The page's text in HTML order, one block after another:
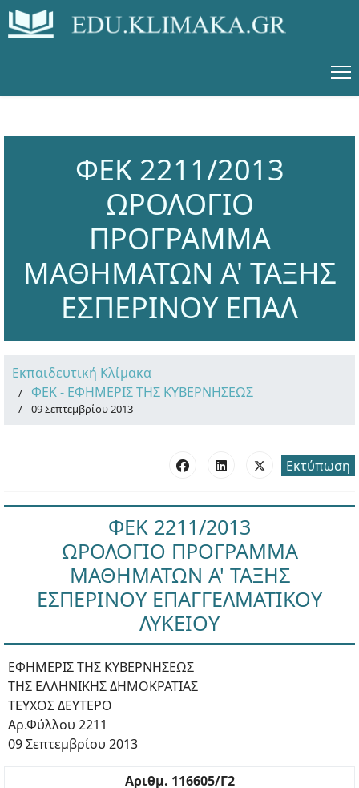
ΦΕΚ 2211/2013
ΩΡΟΛΟΓΙΟ
ΠΡΟΓΡΑΜΜΑ
ΜΑΘΗΜΑΤΩΝ Α' ΤΑΞΗΣ
ΕΣΠΕΡΙΝΟΥ ΕΠΑΛ
Εκπαιδευτική Κλίμακα
ΦΕΚ - ΕΦΗΜΕΡΙΣ ΤΗΣ ΚΥΒΕΡΝΗΣΕΩΣ
09 Σεπτεμβρίου 2013
Εκτύπωση
ΦΕΚ 2211/2013
ΩΡΟΛΟΓΙΟ ΠΡΟΓΡΑΜΜΑ
ΜΑΘΗΜΑΤΩΝ Α' ΤΑΞΗΣ
ΕΣΠΕΡΙΝΟΥ ΕΠΑΓΓΕΛΜΑΤΙΚΟΥ
ΛΥΚΕΙΟΥ
ΕΦΗΜΕΡΙΣ ΤΗΣ ΚΥΒΕΡΝΗΣΕΩΣ
ΤΗΣ ΕΛΛΗΝΙΚΗΣ ΔΗΜΟΚΡΑΤΙΑΣ
ΤΕΥΧΟΣ ΔΕΥΤΕΡΟ
Αρ.Φύλλου 2211
09 Σεπτεμβρίου 2013
Αριθμ. 116605/Γ2